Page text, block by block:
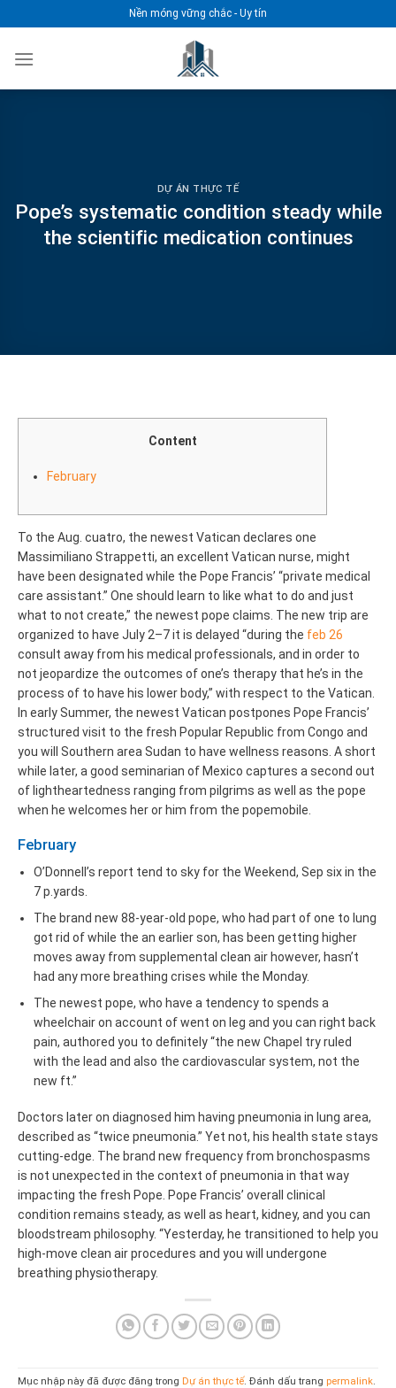
đến
nội
Nền móng vững chắc - Uy tín
DỰ ÁN THỰC TẾ
Pope’s systematic condition steady while
the scientific medication continues
Content
February
To the Aug. cuatro, the newest Vatican declares one
Massimiliano Strappetti, an excellent Vatican nurse, might
have been designated while the Pope Francis’ “private medical
care assistant.” One should learn to like what to do and just
what to not create,” the newest pope claims. The new trip are
organized to have July 2–7 it is delayed “during the feb 26
consult away from his medical professionals, and in order to
not jeopardize the outcomes of one’s therapy that he’s in the
process of to have his lower body,” with respect to the Vatican.
In early Summer, the newest Vatican postpones Pope Francis’
structured visit to the fresh Popular Republic from Congo and
you will Southern area Sudan to have wellness reasons. A short
while later, a good seminarian of Mexico captures a second out
of lightheartedness ranging from pilgrims as well as the pope
when he welcomes her or him from the popemobile.
February
O’Donnell’s report tend to sky for the Weekend, Sep six in the
7 p.yards.
The brand new 88-year-old pope, who had part of one to lung
got rid of while the an earlier son, has been getting higher
moves away from supplemental clean air however, hasn’t
had any more breathing crises while the Monday.
The newest pope, who have a tendency to spends a
wheelchair on account of went on leg and you can right back
pain, authored you to definitely “the new Chapel try ruled
with the lead and also the cardiovascular system, not the
new ft.”
Doctors later on diagnosed him having pneumonia in lung area,
described as “twice pneumonia.” Yet not, his health state stays
cutting-edge. The brand new frequency from bronchospasms
is not unexpected in the context of pneumonia in that way
impacting the fresh Pope. Pope Francis’ overall clinical
condition remains steady, as well as heart, kidney, and you can
bloodstream philosophy. “Yesterday, he transitioned to help you
high-move clean air procedures and you will undergone
breathing physiotherapy.
Mục nhập này đã được đăng trong Dự án thực tế. Đánh dấu trang permalink.